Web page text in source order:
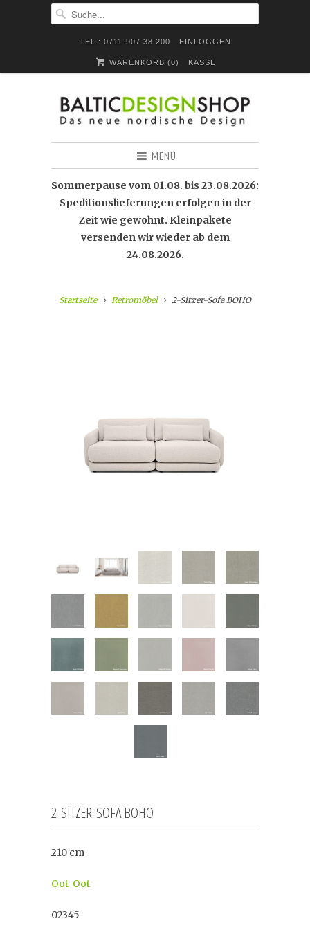
TEL.: 0711-907 38 200 EINLOGGEN
WARENKORB (0) KASSE
MENÜ
Sommerpause vom 01.08. bis 23.08.2026:
Speditionslieferungen erfolgen in der
Zeit wie gewohnt. Kleinpakete
versenden wir wieder ab dem
24.08.2026.
Startseite Retromöbel 2-Sitzer-Sofa BOHO
2-SITZER-SOFA BOHO
210 cm
Oot-Oot
02345